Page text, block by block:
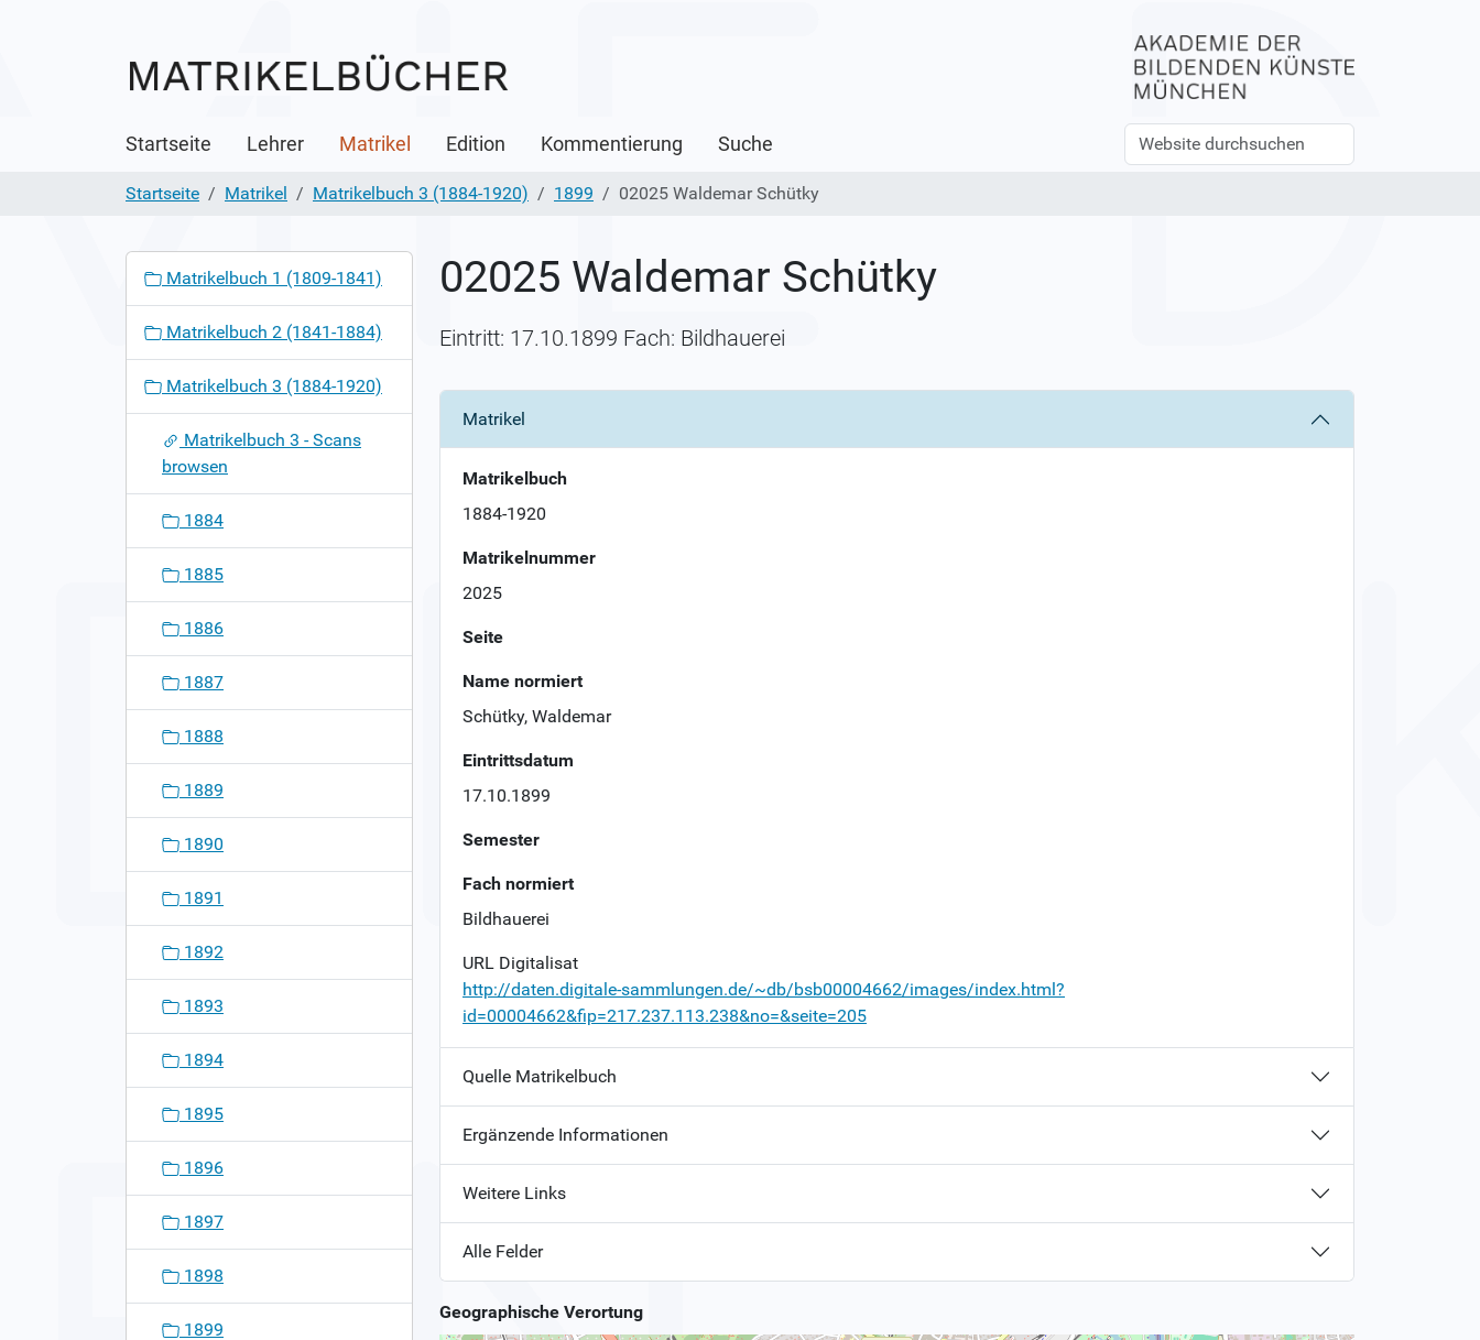
Startseite Lehrer Matrikel Edition Kommentierung Suche
Website
durchsuchen
Erweiterte
Suche…
Startseite
Matrikel Matrikelbuch 3 (1884-1920) 1899 02025 Waldemar Schütky
02025 Waldemar Schütky
Eintritt: 17.10.1899 Fach: Bildhauerei
Matrikel
Matrikelbuch
1884-1920
Matrikelnummer
2025
Seite
Name normiert
Schütky, Waldemar
Eintrittsdatum
17.10.1899
Semester
Fach normiert
Bildhauerei
URL Digitalisat
http://daten.digitale-sammlungen.de/~db/bsb00004662/images/index.html?
id=00004662&fip=217.237.113.238&no=&seite=205
Quelle Matrikelbuch
Ergänzende Informationen
Weitere Links
Alle Felder
Geographische Verortung
n
Matrikelbuch 1 (1809-1841)
Matrikelbuch 2 (1841-1884)
Matrikelbuch 3 (1884-1920)
Matrikelbuch 3 - Scans
browsen
1884
1885
1886
1887
1888
1889
1890
1891
1892
1893
1894
1895
1896
1897
1898
1899